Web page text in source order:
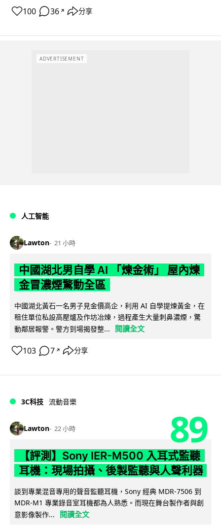
100 36 ↗ 分享
ADVERTISEMENT
人工智能
Lawton 21 小時
中國湖北男自學 AI 「煉金術」 屋內煉
金冒濃煙驚動全區
中國湖北黃石一名男子見金價高企，利用 AI 自學提煉黃金，在
租住單位私設高壓爐及作坊冶煉，過程產生大量刺鼻濃煙，驚
動鄰居報警。警方到場揭發整...
閱讀全文
103 7 ↗ 分享
3C科技 流動音樂
Lawton 22 小時 89
【評測】Sony IER-M500 入耳式監聽
耳機：現場拍攝、後製監聽與人聲利器
談到專業混音專用的聲音監聽耳機，Sony 經典 MDR-7506 到
MDR-M1 專業錄音室耳機都為人熟悉。而現在舞台製作者與創
意影像製作...
閱讀全文